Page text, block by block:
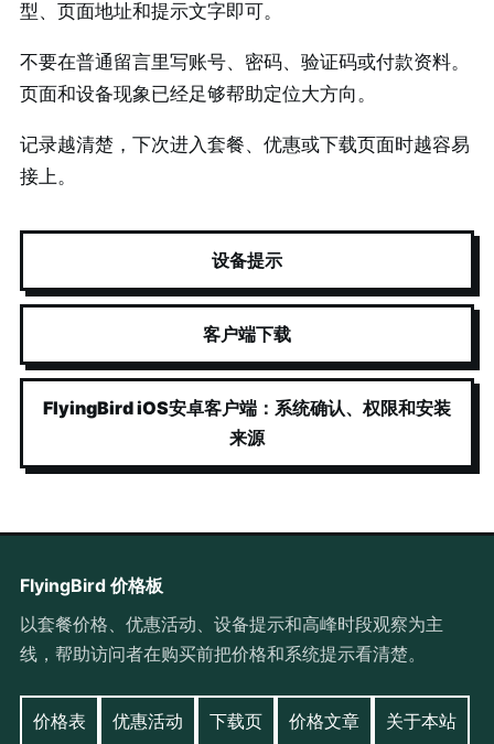
型、页面地址和提示文字即可。
不要在普通留言里写账号、密码、验证码或付款资料。
页面和设备现象已经足够帮助定位大方向。
记录越清楚，下次进入套餐、优惠或下载页面时越容易
接上。
设备提示
客户端下载
FlyingBird iOS安卓客户端：系统确认、权限和安装
来源
FlyingBird 价格板
以套餐价格、优惠活动、设备提示和高峰时段观察为主
线，帮助访问者在购买前把价格和系统提示看清楚。
价格表 优惠活动 下载页 价格文章 关于本站